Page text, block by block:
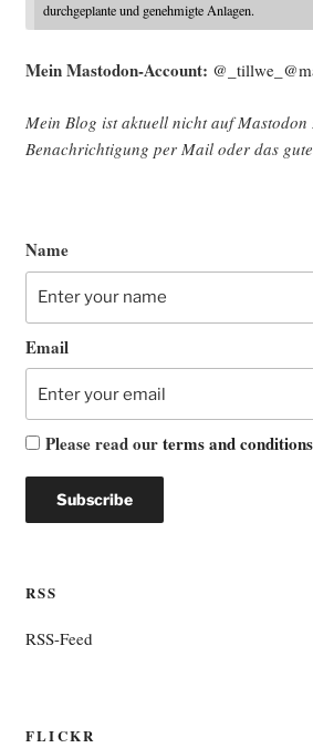
durchgeplante und genehmigte Anlagen.
Mein Mast­o­don-Account:
Mein Blog ist aktu­ell nicht auf
Benach­rich­ti­gung per Mail oder das
Name
Email
Please read ourterms and conditions
RSS
RSS-Feed
FLICKR